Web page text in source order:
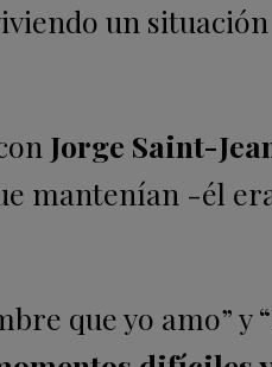
un situación
Jorge Saint-
mantenían -él
que yo amo” y